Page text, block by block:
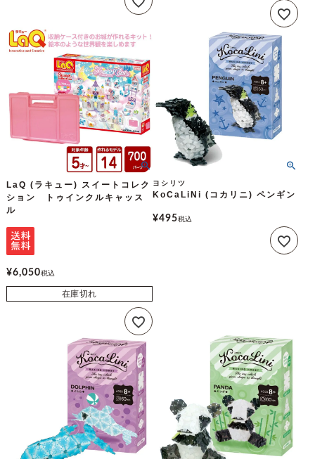
LaQ (ラキュー) スイートコレク
ション トゥインクルキャッス
ル
¥6,050税込
在庫切れ
ヨシリツ
KoCaLiNi (コカリニ) ペンギン
¥495税込